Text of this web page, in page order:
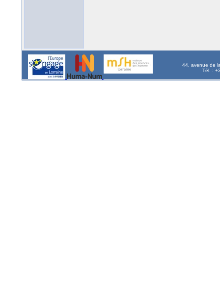
44, avenue de
Tél. :